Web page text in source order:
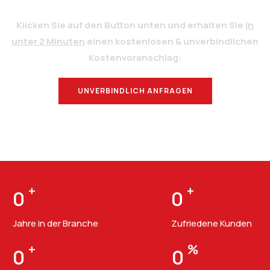
Klicken Sie auf den Button unten und erhalten Sie in
unter 2 Minuten einen kostenlosen & unverbindlichen
Kostenvoranschlag:
UNVERBINDLICH ANFRAGEN
0 +
Jahre in der Branche
0 +
Zufriedene Kunden
0 + 0 %